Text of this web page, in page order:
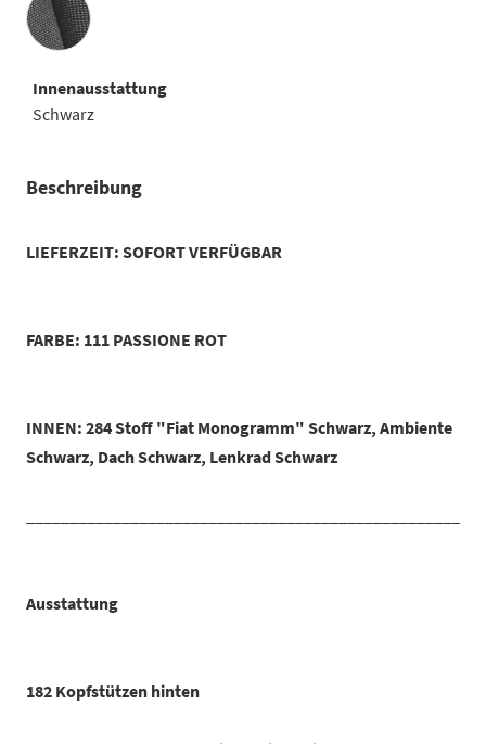
Innenausstattung
Schwarz
Beschreibung
LIEFERZEIT: SOFORT VERFÜGBAR
FARBE: 111 PASSIONE ROT
INNEN: 284 Stoff "Fiat Monogramm" Schwarz, Ambiente
Schwarz, Dach Schwarz, Lenkrad Schwarz
Ausstattung
182 Kopfstützen hinten